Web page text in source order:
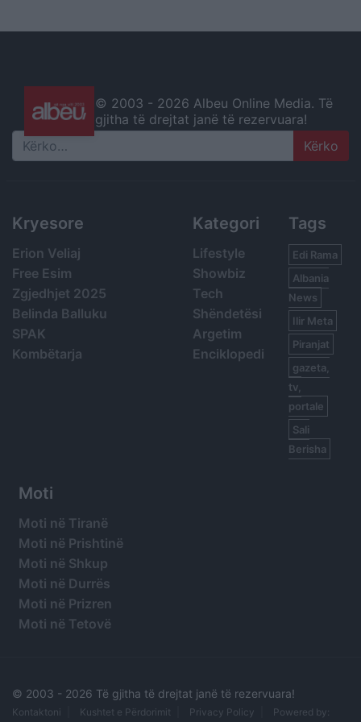
© 2003 - 2026 Albeu Online Media. Të
gjitha të drejtat janë të rezervuara!
Search
Kryesore
Erion Veliaj
Free Esim
Zgjedhjet 2025
Belinda Balluku
SPAK
Kombëtarja
Kategori
Lifestyle
Showbiz
Tech
Shëndetësi
Argetim
Enciklopedi
Tags
Edi Rama
Albania
News
Ilir Meta
Piranjat
gazeta,
tv,
portale
Sali
Berisha
Moti
Moti në Tiranë
Moti në Prishtinë
Moti në Shkup
Moti në Durrës
Moti në Prizren
Moti në Tetovë
© 2003 - 2026 Të gjitha të drejtat janë të rezervuara!
Kontaktoni Kushtet e Përdorimit Privacy Policy Powered by: